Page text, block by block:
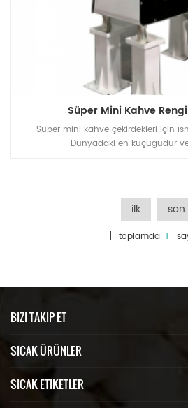
Süper Mini Kahve Rengi
Süper mini kahve çekirdekleri için
Dünyadaki en küçüğüdür
ilk son
[ toplamda 1
BIZI TAKIP ET
SICAK ÜRÜNLER
SICAK ETIKETLER